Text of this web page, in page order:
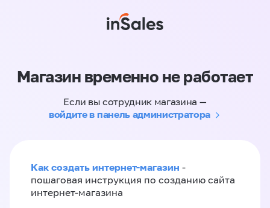
Магазин временно не работает
Если вы сотрудник магазина —
войдите в панель администратора
Как создать интернет-магазин -
пошаговая инструкция по созданию сайта
интернет-магазина